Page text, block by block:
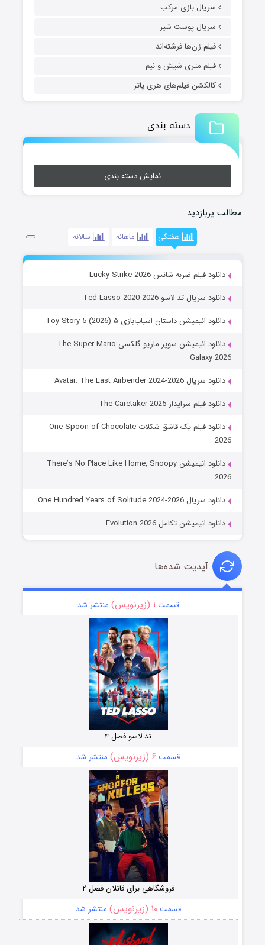
سریال بازی مرکب
سریال پوست شیر
فیلم زن‌ها فرشته‌اند
فیلم متری شیش و نیم
کالکشن فیلم‌های هری پاتر
دسته بندی
نمایش دسته بندی
مطالب پربازدید
هفتگی ماهانه سالانه
دانلود فیلم ضربه شانس Lucky Strike 2026
دانلود سریال تد لاسو Ted Lasso 2020-2026
دانلود انیمیشن داستان اسباب‌بازی ۵ Toy Story 5 (2026)
دانلود انیمیشن سوپر ماریو گلکسی The Super Mario
Galaxy 2026
دانلود سریال Avatar: The Last Airbender 2024-2026
دانلود فیلم سرایدار The Caretaker 2025
دانلود فیلم یک قاشق شکلات One Spoon of Chocolate
2026
دانلود انیمیشن There’s No Place Like Home, Snoopy
2026
دانلود سریال One Hundred Years of Solitude 2024-2026
دانلود انیمیشن تکامل Evolution 2026
آپدیت شده‌ها
قسمت ۱ (زیرنویس) منتشر شد
تد لاسو فصل ۴
قسمت ۶ (زیرنویس) منتشر شد
فروشگاهی برای قاتلان فصل ۲
قسمت۱۰ (زیرنویس) منتشر شد